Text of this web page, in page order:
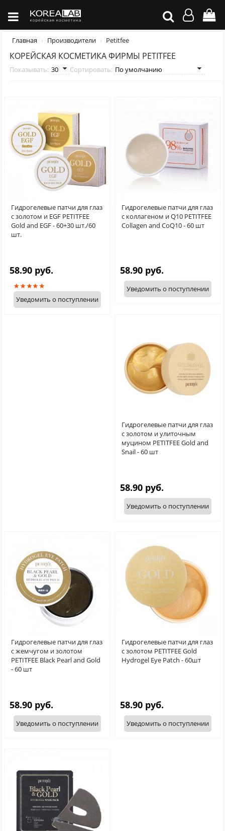
Главная Производители Petitfee
КОРЕЙСКАЯ КОСМЕТИКА ФИРМЫ PETITFEE
Показывать: Сортировать:
Гидрогелевые патчи для глаз
с золотом и EGF PETITFEE
Gold and EGF - 60+30 шт./60
шт.
58.90 руб.
Уведомить о поступлении
Гидрогелевые патчи для глаз
с коллагеном и Q10 PETITFEE
Collagen and CoQ10 - 60 шт
58.90 руб.
Уведомить о поступлении
Гидрогелевые патчи для глаз
с золотом и улиточным
муцином PETITFEE Gold and
Snail - 60 шт
58.90 руб.
Уведомить о поступлении
Гидрогелевые патчи для глаз
с жемчугом и золотом
PETITFEE Black Pearl and Gold
- 60 шт
58.90 руб.
Уведомить о поступлении
Гидрогелевые патчи для глаз
с золотом PETITFEE Gold
Hydrogel Eye Patch - 60шт
58.90 руб.
Уведомить о поступлении